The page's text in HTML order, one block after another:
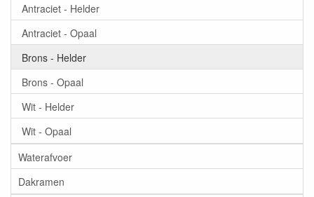
Antraciet - Helder
Antraciet - Opaal
Brons - Helder
Brons - Opaal
Wit - Helder
Wit - Opaal
Waterafvoer
Dakramen